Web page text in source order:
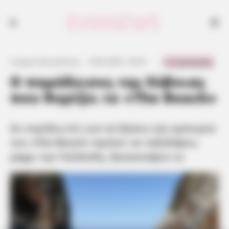
Ο παράδεισος της Εύβοιας
που θυμίζει το «The Beach»
Αν νομίζεις ότι για να ζήσεις την εμπειρία
μέχρι την Ταϊλάνδη, ξανασκέψου το